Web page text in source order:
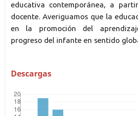
educativa contemporánea, a
docente. Averiguamos que la
en la promoción del
progreso del infante en sentido
Descargas